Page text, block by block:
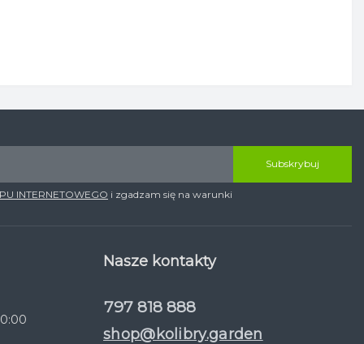
Subskrybuj
INTERNETOWEGO i zgadzam się na warunki
Nasze kontakty
797 818 888
shop@kolibry.garden